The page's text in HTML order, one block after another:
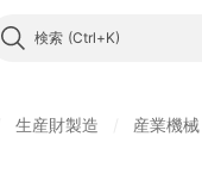
検索
生産財製造 産業機械